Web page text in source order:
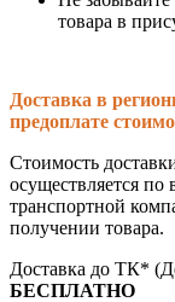
товара в
Доставка в
предоплате
Стоимость
осуществляется
транспортной
получении товара.
Доставка до ТК*
БЕСПЛАТНО